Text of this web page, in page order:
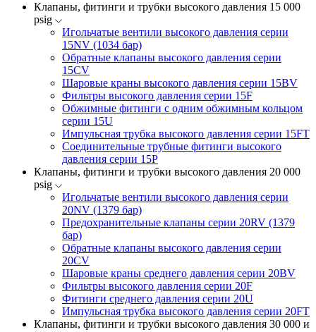
Клапаны, фитинги и трубки высокого давления 15 000
psig
Игольчатые вентили высокого давления серии
15NV (1034 бар)
Обратные клапаны высокого давления серии
15CV
Шаровые краны высокого давления серии 15BV
Фильтры высокого давления серии 15F
Обжимные фитинги с одним обжимным кольцом
серии 15U
Импульсная трубка высокого давления серии 15FT
Соединительные трубные фитинги высокого
давления серии 15P
Клапаны, фитинги и трубки высокого давления 20 000
psig
Игольчатые вентили высокого давления серии
20NV (1379 бар)
Предохранительные клапаны серии 20RV (1379
бар)
Обратные клапаны высокого давления серии
20CV
Шаровые краны среднего давления серии 20BV
Фильтры высокого давления серии 20F
Фитинги среднего давления серии 20U
Импульсная трубка высокого давления серии 20FT
Клапаны, фитинги и трубки высокого давления 30 000 и